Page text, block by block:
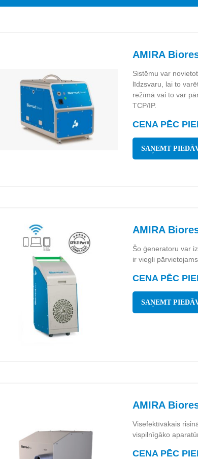
AMIRA
Sistēmu var
līdzsvaru, lai to
režīmā vai to var
TCP/IP.
CENA PĒC
SAŅEMT
AMIRA
Šo ģeneratoru var
ir viegli
CENA PĒC
SAŅEMT
AMIRA
Visefektīvākais
vispilnīgāko
CENA PĒC